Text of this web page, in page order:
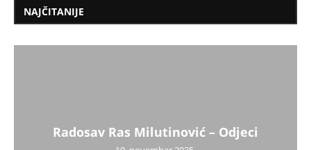
NAJČITANIJE
Radosav Ras Milutinović – Odjeci